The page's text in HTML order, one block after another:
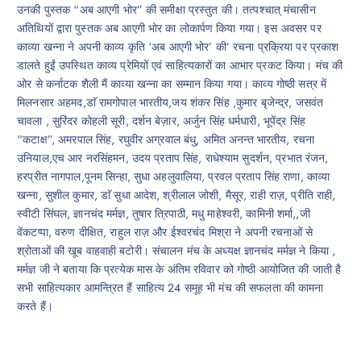
उनकी पुस्तक “अब आएगी भोर” की समीक्षा प्रस्तुत की। तत्पश्चात् मंचासीन
अतिथियों द्वारा पुस्तक अब आएगी भोर का लोकार्पण किया गया। इस अवसर पर
काव्या खन्ना ने अपनी काव्य कृति ‘अब आएगी भोर’ की’ रचना प्रक्रिया पर प्रकाश
डालते हुईं उपस्थित काव्य प्रेमियों एवं साहित्यकारों का आभार प्रकट किया। मंच की
ओर से कर्नाटक शैली मैं काव्या खन्ना का सम्मान किया गया। काव्य गोष्ठी सत्र में
मिलनसार अहमद,डाॅ रामगोपाल भारतीय,जय शंकर सिंह ,कुमार बृजेन्द्र, जसवंत
चावला , सुरिंदर कोहली सूरी, दर्शन बेज़ार, अर्जुन सिंह धर्मधारी, भूपेंद्र सिंह
“कटाक्ष”, अमरपाल सिंह, रघुवीर अग्रवाल बंधु, अमित अनन्त भारतीय, रचना
उनियाल,एच आर नरसिंहमन, उदय प्रताप सिंह, राधेश्याम सुदर्शन, प्रभात रंजन,
हरप्रीत नागपाल,पूनम सिन्हा, सुधा अहलुवालिया, प्रवल प्रताप सिंह राणा, काव्या
खन्ना, सुशील कुमार, डाॅ सुधा आदेश, श्रीलाल जोशी, मैसूर, राही राज़, प्रीति राही,
स्वीटी सिंघल, ज्ञानचंद मर्मज्ञ, तुषार त्रिपाठी, मधु माहेश्वरी, कामिनी शर्मा,,जी
वेंकटप्पा, वरुण दीक्षित, राहुल राज़ और ईश्वरचंद मिश्रा ने अपनी रचनाओं से
श्रोताओं की खूब वाहवाही बटोरी। संचालन मंच के अध्यक्ष ज्ञानचंद मर्मज्ञ ने किया ,
मर्मज्ञ जी ने बताया कि प्रत्येक मास के अंतिम रविवार को गोष्ठी आयोजित की जाती है
सभी साहित्यकार आमन्त्रित हैं साहित्य 24 समूह भी मंच की सफलता की कामना
करते हैं।